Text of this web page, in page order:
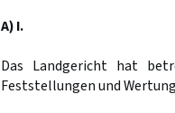
A) I.
Das Landgericht hat
Feststellungen und